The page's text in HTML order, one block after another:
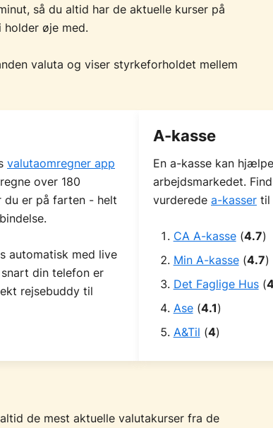
så du altid har de aktuelle kurser på
holder øje med.
valuta og viser styrkeforholdet mellem
valutaomregner app
over 180
du er på farten - helt
automatisk med live
din telefon er
rejsebuddy til
A-kasse
En a-kasse kan
arbejdsmarkedet.
vurderede a-kasser til
CA A-kasse(4.7)
Min A-kasse(4.7)
Det Faglige Hus(
Ase(4.1)
A&Til (4)
de mest aktuelle valutakurser fra de